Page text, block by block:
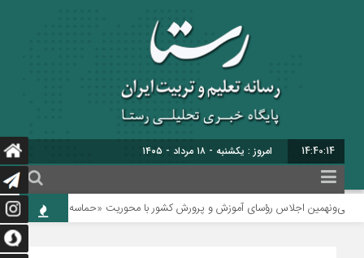
14:40:15 برابر ب
اجلاس رؤسای آموزش و پرورش کشور با محوریت «حماسه همدلی برای ایران»